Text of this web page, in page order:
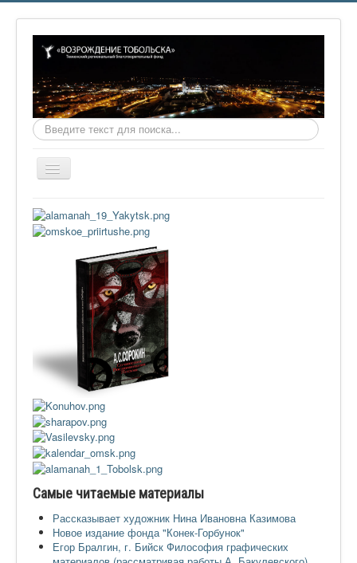
Искать...
Включить/
Главная
О фонде
Онлайн библиотека
Видеоматериалы
Контакты
Сайт проекта Достоевский
Ермаковополе.рф
Самые читаемые материалы
Рассказывает художник Нина Ивановна Казимова
Новое издание фонда "Конек-Горбунок"
Егор Бралгин, г. Бийск Философия графических